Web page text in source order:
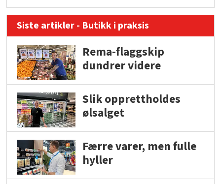
Siste artikler - Butikk i praksis
Rema-flaggskip
dundrer videre
Slik opprettholdes
ølsalget
Færre varer, men fulle
hyller